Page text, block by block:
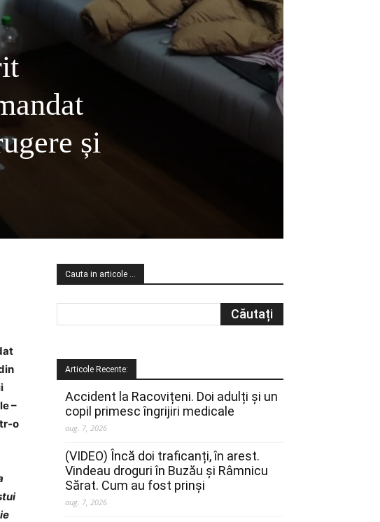
și
–
o
Cauta in articole …
Articole Recente:
Accident la Racovițeni. Doi adulți și un
copil primesc îngrijiri medicale
aug. 7, 2026
(VIDEO) Încă doi traficanți, în arest.
Vindeau droguri în Buzău și Râmnicu
Sărat. Cum au fost prinși
aug. 7, 2026